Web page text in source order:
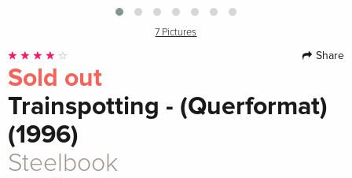
7 Pictures
Share
Sold out
Trainspotting - (Querformat)
(1996)
Steelbook